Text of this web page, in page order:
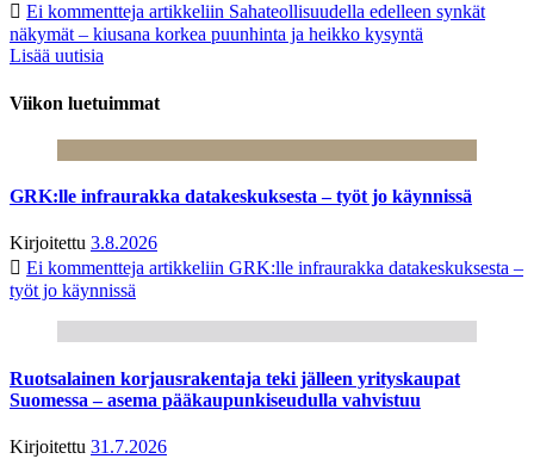
Ei kommentteja artikkeliin Sahateollisuudella edelleen synkät
näkymät – kiusana korkea puunhinta ja heikko kysyntä
Lisää uutisia
Viikon luetuimmat
GRK:lle infraurakka datakeskuksesta – työt jo käynnissä
Kirjoitettu 3.8.2026
Ei kommentteja artikkeliin GRK:lle infraurakka datakeskuksesta –
työt jo käynnissä
Ruotsalainen korjausrakentaja teki jälleen yrityskaupat
Suomessa – asema pääkaupunkiseudulla vahvistuu
Kirjoitettu 31.7.2026